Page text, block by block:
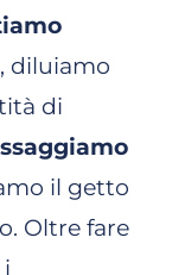
diluiamo
di
il getto
Oltre fare